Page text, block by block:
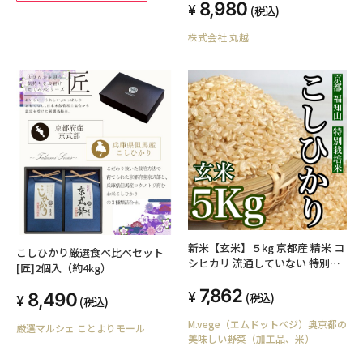
8,980 (税込)
株式会社 丸越
こしひかり厳選食べ比べセット
[匠]2個入（約4kg）
8,490 (税込)
厳選マルシェ ことよりモール
新米【玄米】５kg 京都産 精米 コ
シヒカリ 流通していない 特別な
7,862 (税込)
M.vege（エムドットベジ）奥京都の
美味しい野菜（加工品、米）